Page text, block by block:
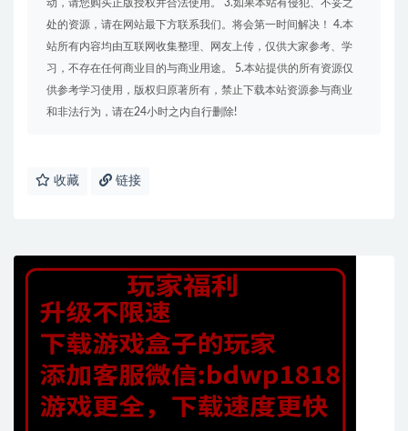
动，请您购买正版授权并合法使用。 3.如果本站有侵犯、不妥之
处的资源，请在网站最下方联系我们。将会第一时间解决！ 4.本
站所有内容均由互联网收集整理、网友上传，仅供大家参考、学
习，不存在任何商业目的与商业用途。 5.本站提供的所有资源仅
供参考学习使用，版权归原著所有，禁止下载本站资源参与商业
和非法行为，请在24小时之内自行删除!
收藏 链接